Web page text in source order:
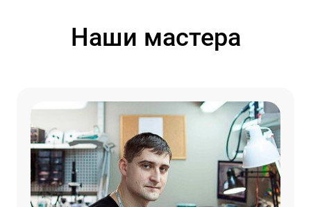
Наши мастера